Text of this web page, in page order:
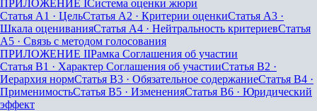
ПРИЛОЖЕНИЕ IСистема оценки жюри
Статья A1 · ЦельСтатья A2 · Критерии оценкиСтатья A3 ·
Шкала оцениванияСтатья A4 · Нейтральность критериевСтатья
A5 · Связь с методом голосования
ПРИЛОЖЕНИЕ IIРамка Соглашения об участии
Статья B1 · Характер Соглашения об участииСтатья B2 ·
Иерархия нормСтатья B3 · Обязательное содержаниеСтатья B4 ·
ПрименимостьСтатья B5 · ИзмененияСтатья B6 · Юридический
эффект